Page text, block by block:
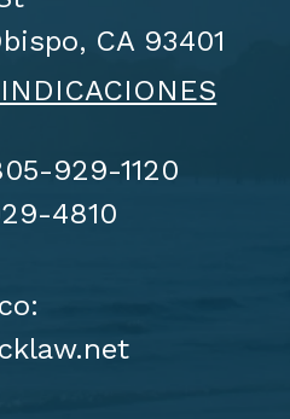
CA 93401
929-1120
4810